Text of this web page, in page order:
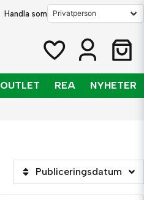
Handla som
OUTLET REA NYHETER
Publiceringsdatum